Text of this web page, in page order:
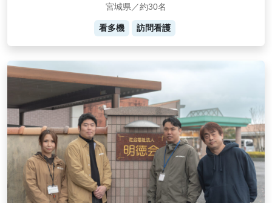
宮城県／約30名
看多機 訪問看護